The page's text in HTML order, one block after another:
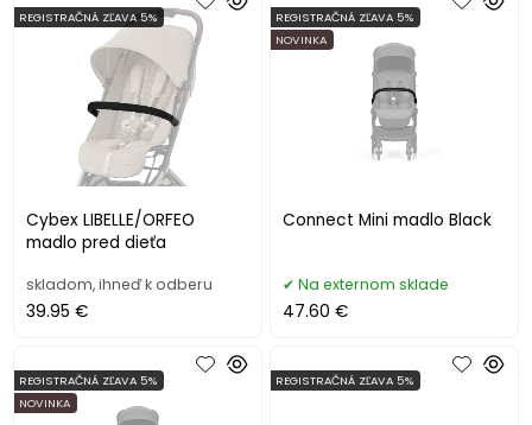
Cybex LIBELLE/ORFEO
madlo pred dieťa
REGISTRAČNÁ ZĽAVA 5%
skladom, ihneď k odberu
39.95 €
Connect Mini madlo Black
REGISTRAČNÁ ZĽAVA 5%
NOVINKA
Na externom sklade
47.60 €
REGISTRAČNÁ ZĽAVA 5%
NOVINKA
REGISTRAČNÁ ZĽAVA 5%